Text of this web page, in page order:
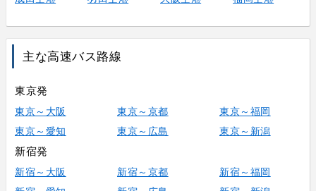
主な高速バス路線
東京発
東京～大阪 東京～京都
東京～福岡
東京～愛知
東京～広島 東京～新潟
新宿発
新宿～大阪 新宿～京都
新宿～福岡